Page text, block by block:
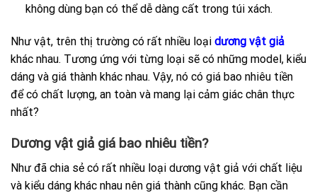
không dùng bạn có thể dễ dàng cất trong túi xách.
Như vật, trên thị trường có rất nhiều loại dương vật giả
khác nhau. Tương ứng với từng loại sẽ có những model, kiểu
dáng và giá thành khác nhau. Vậy, nó có giá bao nhiêu tiền
để có chất lượng, an toàn và mang lại cảm giác chân thực
nhất?
Dương vật giả giá bao nhiêu tiền?
Như đã chia sẻ có rất nhiều loại dương vật giả với chất liệu
và kiểu dáng khác nhau nên giá thành cũng khác. Bạn cần